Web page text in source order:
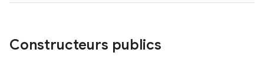
Constructeurs publics